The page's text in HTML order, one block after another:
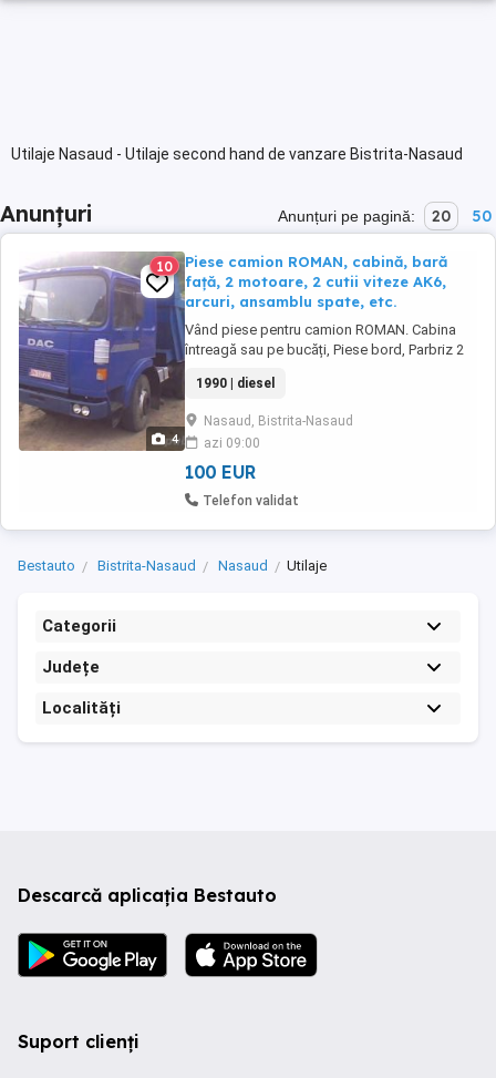
Utilaje Nasaud - Utilaje second hand de vanzare Bistrita-Nasaud
Anunțuri Anunțuri pe pagină: 20 50
4
10
Piese camion ROMAN, cabină, bară
față, 2 motoare, 2 cutii viteze AK6,
arcuri, ansamblu spate, etc.
Vând piese pentru camion ROMAN. Cabina
întreagă sau pe bucăți, Piese bord, Parbriz 2
Compresor, Pompa ITO, Radiator 2 bucăți,
Turbosuflantă 2 bucăți, Cutie de viteze AK 6 2
bucăți, Casetă direcție cu dublu circuit, Arcuri
suspensie față 4 bucăți, Arcuri suspensie ...
1990 | diesel
Nasaud, Bistrita-Nasaud
azi 09:00
100 EUR
Telefon validat
Bestauto Bistrita-Nasaud Nasaud Utilaje
Categorii
Județe
Localități
Descarcă aplicația Bestauto
Suport clienți